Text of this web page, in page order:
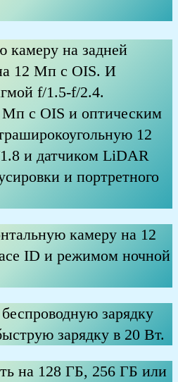
на задней
12 Мп с OIS. И
f/1.5-f/2.4.
Мп с OIS и оптическим
12
и датчиком LiDAR
и портретного
камеру на 12
ID и режимом ночной
зарядку
зарядку в 20 Вт.
на 128 ГБ, 256 ГБ или